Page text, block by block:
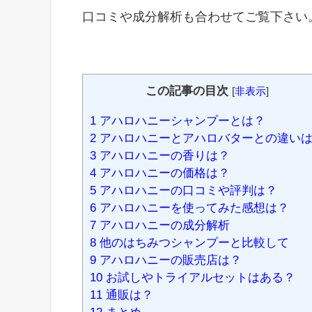
口コミや成分解析も合わせてご覧下さい
この記事の目次 [非表示]
1 アハロハニーシャンプーとは？
2 アハロハニーとアハロバターとの違い
3 アハロハニーの香りは？
4 アハロハニーの価格は？
5 アハロハニーの口コミや評判は？
6 アハロハニーを使ってみた感想は？
7 アハロハニーの成分解析
8 他のはちみつシャンプーと比較して
9 アハロハニーの販売店は？
10 お試しやトライアルセットはある？
11 通販は？